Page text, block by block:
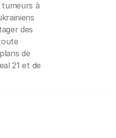
à
des
de
21 et de